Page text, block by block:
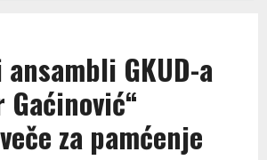
GKUD-a
za pamćenje